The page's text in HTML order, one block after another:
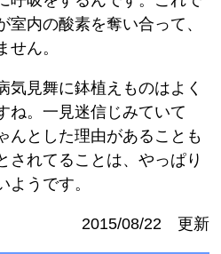
室内の酸素を奪い合って、
せん。
気見舞に鉢植えものはよく
ね。一見迷信じみていて
んとした理由があることも
されてることは、やっぱり
ようです。
2015/08/22 更新